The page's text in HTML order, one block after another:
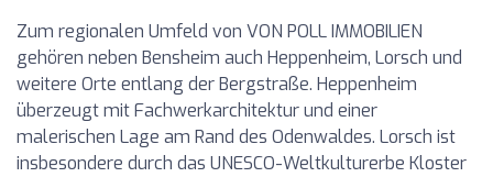
Zum regionalen Umfeld von VON POLL IMMOBILIEN
gehören neben Bensheim auch Heppenheim, Lorsch und
weitere Orte entlang der Bergstraße. Heppenheim
überzeugt mit Fachwerkarchitektur und einer
malerischen Lage am Rand des Odenwaldes. Lorsch ist
insbesondere durch das UNESCO-Weltkulturerbe Kloster